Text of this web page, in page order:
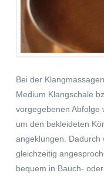
Bei der
Medium Klangschale
vorgegebenen Abfolge
um den bekleideten
angeklungen. Dadurch
gleichzeitig
bequem in Bauch- oder